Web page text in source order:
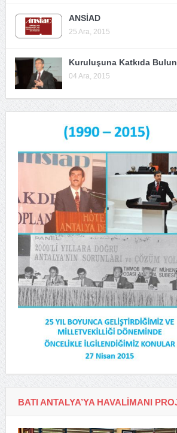
ANSİAD
25 Ara, 2015
Kuruluşuna Katkıda
04 Ara, 2015
BATI ANTALYA’YA HAVALIMANI